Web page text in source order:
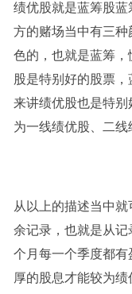
绩优股就是蓝筹股
方的赌场当中有三
色的，也就是蓝筹
股是特别好的股票
来讲绩优股也是特
为一线绩优股、二线
从以上的描述当中
余记录，也就是从
个月每一个季度都
厚的股息才能较为